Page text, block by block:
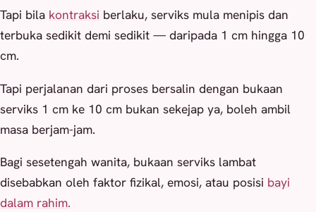
Tapi bila kontraksi berlaku, serviks mula menipis dan
terbuka sedikit demi sedikit — daripada 1 cm hingga 10
cm.
Tapi perjalanan dari proses bersalin dengan bukaan
serviks 1 cm ke 10 cm bukan sekejap ya, boleh ambil
masa berjam-jam.
Bagi sesetengah wanita, bukaan serviks lambat
disebabkan oleh faktor fizikal, emosi, atau posisi bayi
dalam rahim.